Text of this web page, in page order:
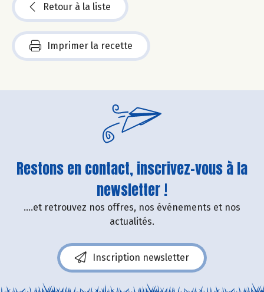
Retour à la liste
Imprimer la recette
Restons en contact, inscrivez-vous à la
newsletter !
....et retrouvez nos offres, nos événements et nos
actualités.
Inscription newsletter